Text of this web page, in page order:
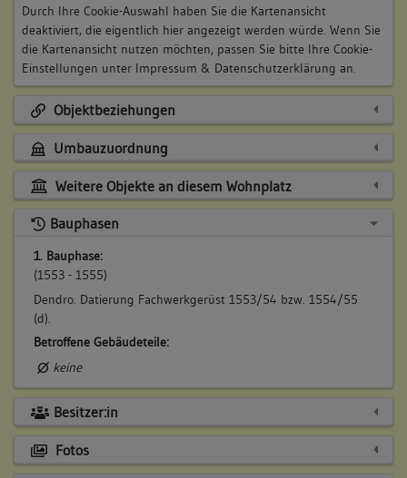
Durch Ihre Cookie-Auswahl haben Sie die Kartenansicht
deaktiviert, die eigentlich hier angezeigt werden würde. Wenn Sie
die Kartenansicht nutzen möchten, passen Sie bitte Ihre Cookie-
Einstellungen unter Impressum & Datenschutzerklärung an.
Objektbeziehungen
Umbauzuordnung
Weitere Objekte an diesem Wohnplatz
Bauphasen
1. Bauphase:
(1553 - 1555)
Dendro. Datierung Fachwerkgerüst 1553/54 bzw. 1554/55
(d).
Betroffene Gebäudeteile:
keine
Besitzer:in
Fotos